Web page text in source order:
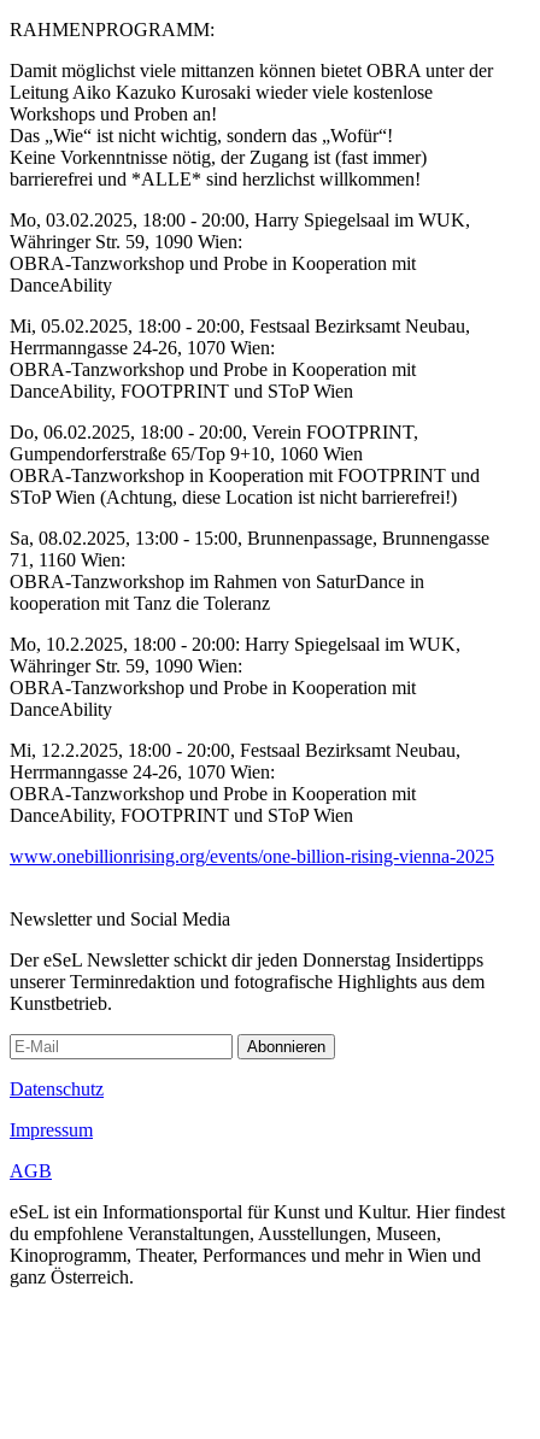
RAHMENPROGRAMM:
Damit möglichst viele mittanzen können bietet OBRA unter der
Leitung Aiko Kazuko Kurosaki wieder viele kostenlose
Workshops und Proben an!
Das „Wie“ ist nicht wichtig, sondern das „Wofür“!
Keine Vorkenntnisse nötig, der Zugang ist (fast immer)
barrierefrei und *ALLE* sind herzlichst willkommen!
Mo, 03.02.2025, 18:00 - 20:00, Harry Spiegelsaal im WUK,
Währinger Str. 59, 1090 Wien:
OBRA-Tanzworkshop und Probe in Kooperation mit
DanceAbility
Mi, 05.02.2025, 18:00 - 20:00, Festsaal Bezirksamt Neubau,
Herrmanngasse 24-26, 1070 Wien:
OBRA-Tanzworkshop und Probe in Kooperation mit
DanceAbility, FOOTPRINT und SToP Wien
Do, 06.02.2025, 18:00 - 20:00, Verein FOOTPRINT,
Gumpendorferstraße 65/Top 9+10, 1060 Wien
OBRA-Tanzworkshop in Kooperation mit FOOTPRINT und
SToP Wien (Achtung, diese Location ist nicht barrierefrei!)
Sa, 08.02.2025, 13:00 - 15:00, Brunnenpassage, Brunnengasse
71, 1160 Wien:
OBRA-Tanzworkshop im Rahmen von SaturDance in
kooperation mit Tanz die Toleranz
Mo, 10.2.2025, 18:00 - 20:00: Harry Spiegelsaal im WUK,
Währinger Str. 59, 1090 Wien:
OBRA-Tanzworkshop und Probe in Kooperation mit
DanceAbility
Mi, 12.2.2025, 18:00 - 20:00, Festsaal Bezirksamt Neubau,
Herrmanngasse 24-26, 1070 Wien:
OBRA-Tanzworkshop und Probe in Kooperation mit
DanceAbility, FOOTPRINT und SToP Wien
www.onebillionrising.org/events/one-billion-rising-vienna-2025
Newsletter und Social Media
Der eSeL Newsletter schickt dir jeden Donnerstag Insidertipps
unserer Terminredaktion und fotografische Highlights aus dem
Kunstbetrieb.
Abonnieren
Datenschutz
Impressum
AGB
eSeL ist ein Informationsportal für Kunst und Kultur. Hier findest
du empfohlene Veranstaltungen, Ausstellungen, Museen,
Kinoprogramm, Theater, Performances und mehr in Wien und
ganz Österreich.